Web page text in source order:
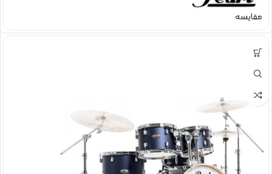
مقایسه